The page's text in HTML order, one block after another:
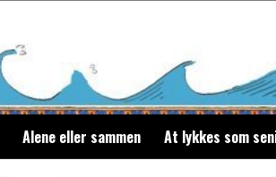
Alene eller sammen At lykkes som